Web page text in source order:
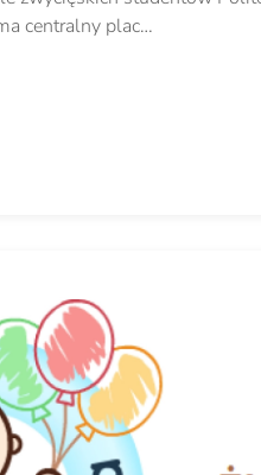
centralny plac…